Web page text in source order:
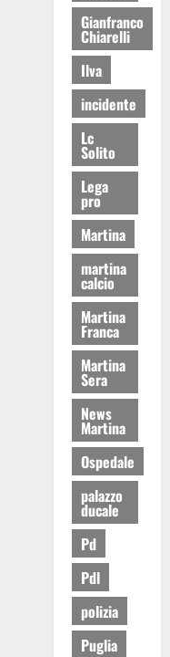
Gianfranco
Chiarelli
Ilva
incidente
Lc
Solito
Lega
pro
Martina
martina
calcio
Martina
Franca
Martina
Sera
News
Martina
Ospedale
palazzo
ducale
Pd
Pdl
polizia
Puglia